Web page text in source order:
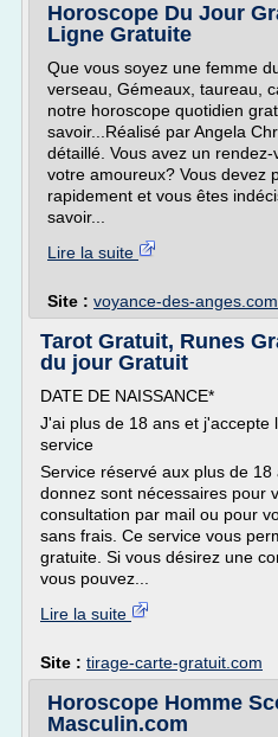
Horoscope Du Jour
Ligne Gratuite
Que vous soyez une femme
verseau, Gémeaux, taureau,
notre horoscope quotidien
savoir...Réalisé par Angela
détaillé. Vous avez un
votre amoureux? Vous devez
rapidement et vous êtes
savoir...
Lire la suite
Site : voyance-des-anges.com
Tarot Gratuit, Runes
du jour Gratuit
DATE DE NAISSANCE*
J'ai plus de 18 ans et j'accepte
service
Service réservé aux plus de
donnez sont nécessaires pour
consultation par mail ou pour
sans frais. Ce service vous
gratuite. Si vous désirez une
vous pouvez...
Lire la suite
Site : tirage-carte-gratuit.com
Horoscope Homme
Masculin.com